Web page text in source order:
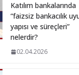
Katılım bankalarında
“faizsiz bankacılık
yapısı ve süreçleri”
nelerdir?
02.04.2026